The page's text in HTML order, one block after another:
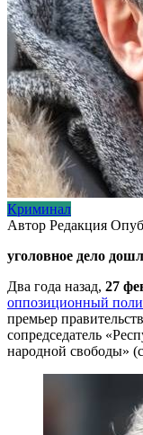
Криминал
Автор Редакция
уголовное дело
Два года назад, 27
оппозиционный
премьер
сопредседатель
народной свободы»